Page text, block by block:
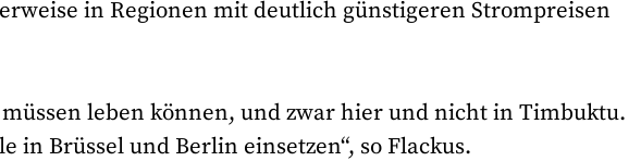
in Regionen mit deutlich günstigeren Strompreisen
leben können, und zwar hier und nicht in Timbuktu.
in Brüssel und Berlin einsetzen“, so Flackus.